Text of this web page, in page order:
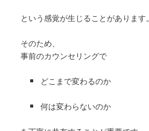
という感覚が生じることがあります。
そのため、
事前のカウンセリングで
どこまで変わるのか
何は変わらないのか